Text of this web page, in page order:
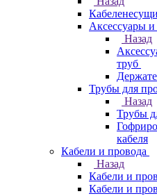
Аксессуары
Назад
труб
Трубы для
Назад
Трубы
кабеля
Кабели и провода
Назад
Кабели и
Кабели и